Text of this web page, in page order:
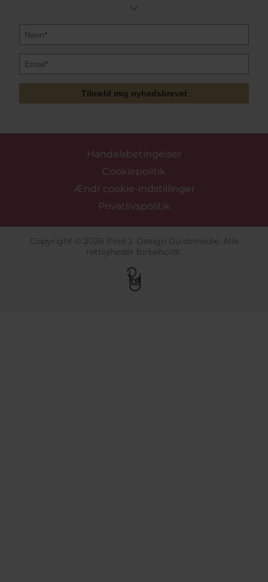
Tilmeld mig nyhedsbrevet
Handelsbetingelser
Cookiepolitik
Ændr cookie-indstillinger
Privatlivspolitik
Copyright © 2026 Pind J. Design Guldsmedie. Alle
rettigheder forbeholdt.